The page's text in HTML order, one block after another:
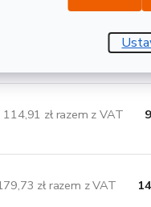
wymiary,
114,91 zł razem z VAT
zł razem z VAT